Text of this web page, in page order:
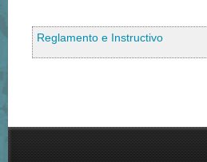
Reglamento e Instructivo